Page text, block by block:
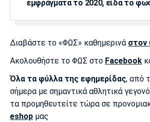
εμφράγματα το 2020, είδα το
Διαβάστε το «ΦΩΣ» καθημερινά στον
Ακολουθήστε το ΦΩΣ στο Facebook
Όλα τα φύλλα της εφημερίδας, από
σήμερα με σημαντικά αθλητικά
τα προμηθευτείτε τώρα σε
eshop μας